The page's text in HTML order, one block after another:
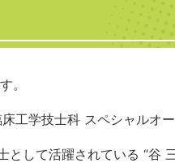
。
工学技士科 スペシャルオ
として活躍されている “谷